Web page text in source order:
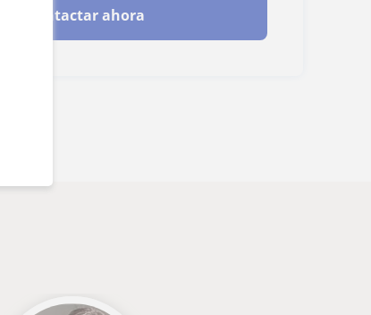
Contactar ahora